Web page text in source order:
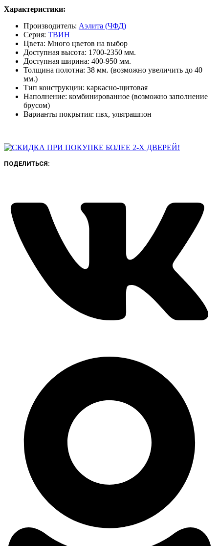
Характеристики:
Производитель: Аэлита (ЧФД)
Серия: ТВИН
Цвета: Много цветов на выбор
Доступная высота: 1700-2350 мм.
Доступная ширина: 400-950 мм.
Толщина полотна: 38 мм. (возможно увеличить до 40
мм.)
Тип конструкции: каркасно-щитовая
Наполнение: комбинированное (возможно заполнение
брусом)
Варианты покрытия: пвх, ультрашпон
ПОДЕЛИТЬСЯ: